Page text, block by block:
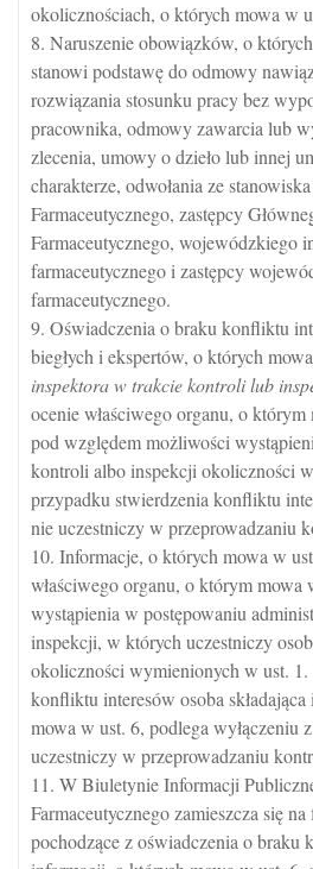
okolicznościach, o których mowa w
8. Naruszenie obowiązków, o
stanowi podstawę do odmowy
rozwiązania stosunku pracy bez
pracownika, odmowy zawarcia lub
zlecenia, umowy o dzieło lub innej
charakterze, odwołania ze
Farmaceutycznego, zastępcy
Farmaceutycznego, wojewódzkiego
farmaceutycznego i zastępcy
farmaceutycznego.
9. Oświadczenia o braku konfliktu
biegłych i ekspertów, o których
inspektora w trakcie kontroli lub
ocenie właściwego organu, o
pod względem możliwości
kontroli albo inspekcji okoliczności
przypadku stwierdzenia konfliktu
nie uczestniczy w przeprowadzaniu
10. Informacje, o których mowa w
właściwego organu, o którym mowa
wystąpienia w postępowaniu
inspekcji, w których uczestniczy
okoliczności wymienionych w ust.
konfliktu interesów osoba
mowa w ust. 6, podlega wyłączeniu
uczestniczy w przeprowadzaniu
11. W Biuletynie Informacji
Farmaceutycznego zamieszcza się
pochodzące z oświadczenia o braku